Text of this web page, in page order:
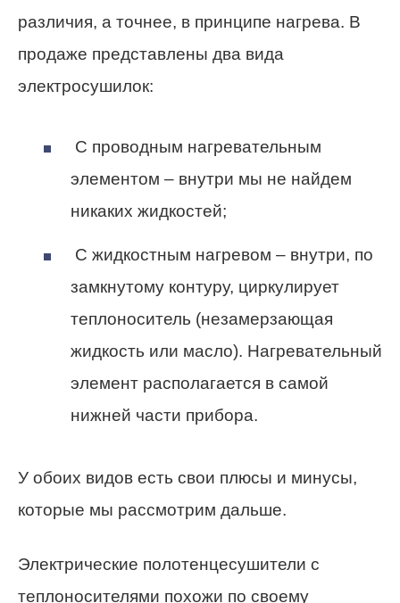
различия, а точнее, в принципе нагрева. В
продаже представлены два вида
электросушилок:
С проводным нагревательным
элементом – внутри мы не найдем
никаких жидкостей;
С жидкостным нагревом – внутри, по
замкнутому контуру, циркулирует
теплоноситель (незамерзающая
жидкость или масло). Нагревательный
элемент располагается в самой
нижней части прибора.
У обоих видов есть свои плюсы и минусы,
которые мы рассмотрим дальше.
Электрические полотенцесушители с
теплоносителями похожи по своему